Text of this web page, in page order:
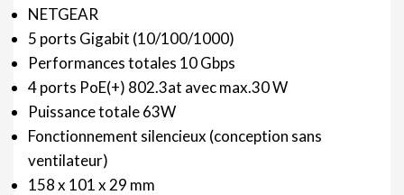
NETGEAR
5 ports Gigabit (10/100/1000)
Performances totales 10 Gbps
4 ports PoE(+) 802.3at avec max.30 W
Puissance totale 63W
Fonctionnement silencieux (conception sans
ventilateur)
158 x 101 x 29 mm